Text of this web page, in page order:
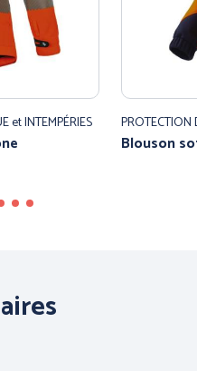
et INTEMPÉRIES PROTECTION
Blouson